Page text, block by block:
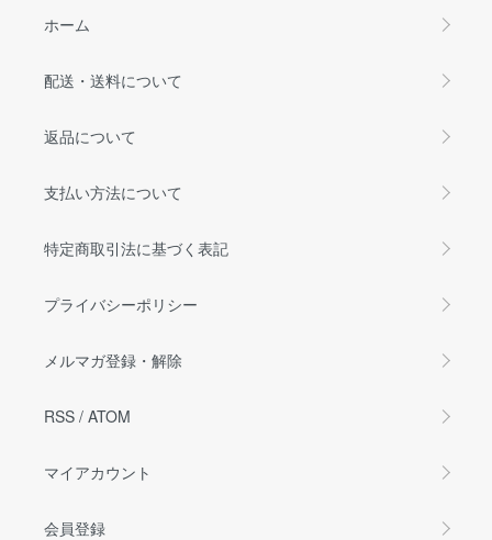
ホーム
配送・送料について
返品について
支払い方法について
特定商取引法に基づく表記
プライバシーポリシー
メルマガ登録・解除
RSS / ATOM
マイアカウント
会員登録